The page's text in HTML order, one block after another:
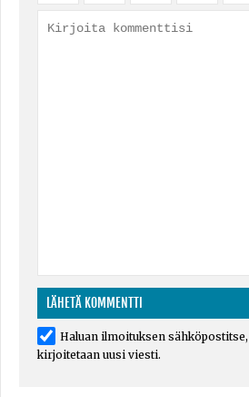
Haluan ilmoituksen
kirjoitetaan uusi viesti.